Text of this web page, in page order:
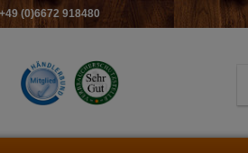
(0)6672 918480